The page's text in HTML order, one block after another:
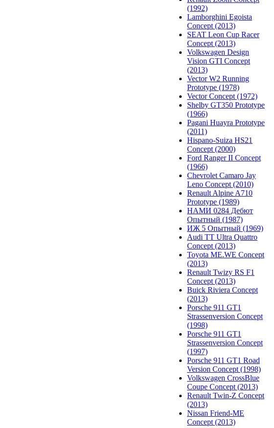
(1992)
Lamborghini Egoista
Concept (2013)
SEAT Leon Cup Racer
Concept (2013)
Volkswagen Design
Vision GTI Concept
(2013)
Vector W2 Running
Prototype (1978)
Vector Concept (1972)
Shelby GT350 Prototype
(1966)
Pagani Huayra Prototype
(2011)
Hispano-Suiza HS21
Concept (2000)
Ford Ranger II Concept
(1966)
Chevrolet Camaro Jay
Leno Concept (2010)
Renault Alpine A710
Prototype (1989)
НАМИ 0284 Дебют
Опытный (1987)
ИЖ 5 Опытный (1969)
Audi TT Ultra Quattro
Concept (2013)
Toyota ME.WE Concept
(2013)
Renault Twizy RS F1
Concept (2013)
Buick Riviera Concept
(2013)
Porsche 911 GT1
Strassenversion Concept
(1998)
Porsche 911 GT1
Strassenversion Concept
(1997)
Porsche 911 GT1 Road
Version Concept (1998)
Volkswagen CrossBlue
Coupe Concept (2013)
Renault Twin-Z Concept
(2013)
Nissan Friend-ME
Concept (2013)